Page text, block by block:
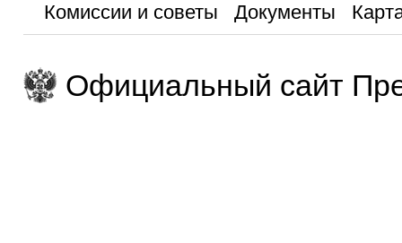
Комиссии и советы
Документы
Официальный сайт